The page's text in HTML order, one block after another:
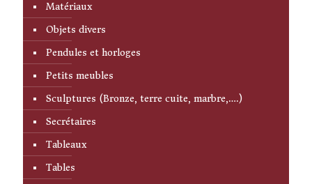
Matériaux
Objets divers
Pendules et horloges
Petits meubles
Sculptures (Bronze, terre cuite, marbre,….)
Secrétaires
Tableaux
Tables